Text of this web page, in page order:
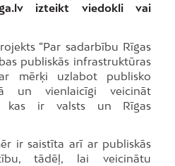
izteikt viedokli vai
“Par sadarbību Rīgas
publiskās infrastruktūras
mērķi uzlabot publisko
un vienlaicīgi veicināt
kas ir valsts un Rīgas
ir saistīta arī ar publiskās
tādēļ, lai veicinātu